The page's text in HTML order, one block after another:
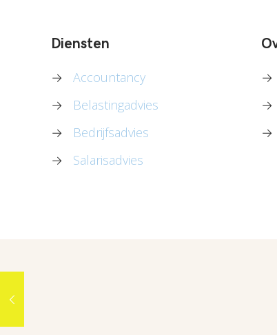
Diensten
→
Accountancy
→
Belastingadvies
→
Bedrijfsadvies
→
Salarisadvies
→
→
→